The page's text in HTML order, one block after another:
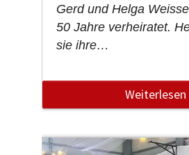
Gerd und Helga
50 Jahre verheiratet.
sie ihre…
Weiterlesen